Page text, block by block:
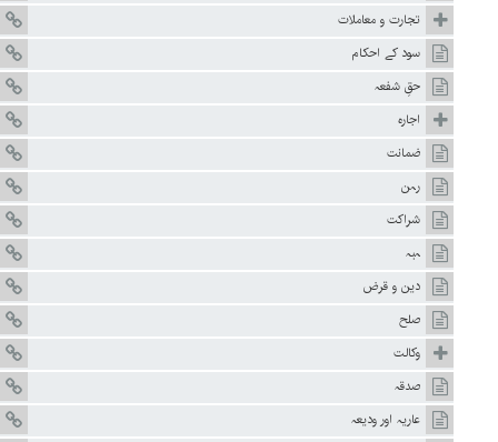
تجارت و معاملات
سود کے احکام
حقِ شفعہ
اجارہ
ضمانت
رہن
شراکت
ہبہ
دین و قرض
صلح
وکالت
صدقہ
عاریہ اور ودیعہ